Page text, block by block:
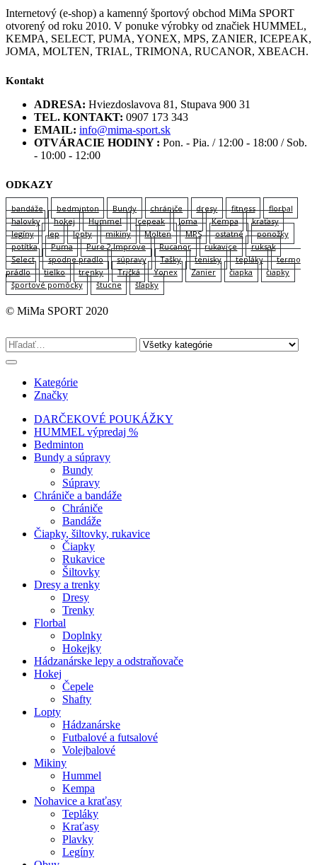
Internetový (e-shop) a kamenný športový obchod MiMa SPORT
otvorený od roku 2010. V ponuke výrobky od značiek HUMMEL,
KEMPA, SELECT, PUMA, YONEX, MPS, ZANIER, ICEPEAK,
JOMA, MOLTEN, TRIAL, TRIMONA, RUCANOR, XBEACH.
Kontakt
ADRESA: Hviezdoslavova 81, Stupava 900 31
TEL. KONTAKT: 0907 173 343
EMAIL: info@mima-sport.sk
OTVÁRACIE HODINY : Pon. - Pia. / 12:00 - 18:00 / Sob.
- 10:00 - 12:00
ODKAZY
bandáže bedminton Bundy chrániče dresy fitness
florbal
halovky
hokej Hummel Icepeak Joma Kempa
kraťasy
legíny
lep lopty mikiny Molten MPS ostatné
ponožky
potítka
Puma Pure 2 Improve Rucanor rukavice
ruksak
Select
spodne pradlo súpravy Tašky tenisky tepláky
termo
prádlo
tielko trenky Tričká Yonex Zanier čiapka
čiapky
športové pomôcky
štucne šľapky
© MiMa SPORT 2020
Kategórie
Značky
DARČEKOVÉ POUKÁŽKY
HUMMEL výpredaj %
Bedminton
Bundy a súpravy
Bundy
Súpravy
Chrániče a bandáže
Chrániče
Bandáže
Čiapky, šiltovky, rukavice
Čiapky
Rukavice
Šiltovky
Dresy a trenky
Dresy
Trenky
Florbal
Doplnky
Hokejky
Hádzanárske lepy a odstraňovače
Hokej
Čepele
Shafty
Lopty
Hádzanárske
Futbalové a futsalové
Volejbalové
Mikiny
Hummel
Kempa
Nohavice a kraťasy
Tepláky
Kraťasy
Plavky
Legíny